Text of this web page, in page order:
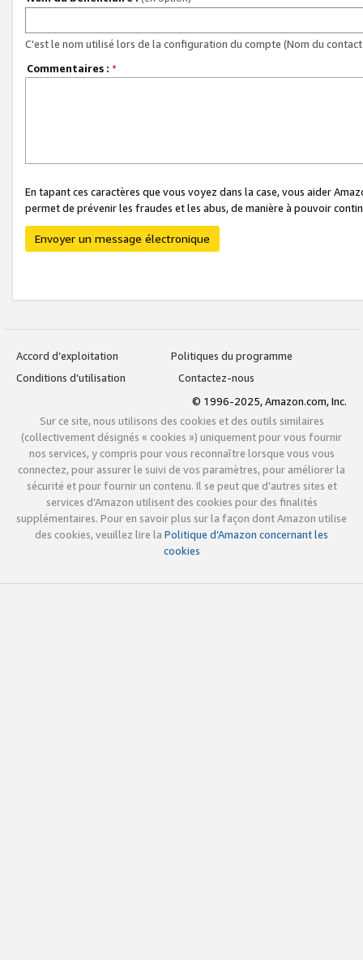
C'est le nom utilisé lors de la configuration du compte (Nom du
Commentaires : *
En tapant ces caractères que vous voyez dans la case, vous aider
permet de prévenir les fraudes et les abus, de manière à pouvoir
Envoyer un message électronique
Accord d’exploitation
Politiques du programme
Conditions d’utilisation
Contactez-nous
© 1996-2025, Amazon.com, Inc.
Sur ce site, nous utilisons des cookies et des outils similaires
(collectivement désignés « cookies ») uniquement pour vous fournir
nos services, y compris pour vous reconnaître lorsque vous vous
connectez, pour assurer le suivi de vos paramètres, pour améliorer la
sécurité et pour fournir un contenu. Il se peut que d’autres sites et
services d’Amazon utilisent des cookies pour des finalités
supplémentaires. Pour en savoir plus sur la façon dont Amazon utilise
des cookies, veuillez lire la Politique d’Amazon concernant les
cookies